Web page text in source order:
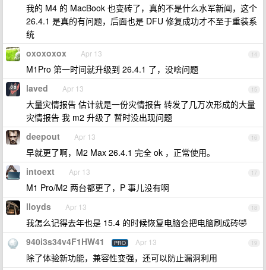
我的 M4 的 MacBook 也变砖了，真的不是什么水军新闻，这个
26.4.1 是真的有问题，后面也是 DFU 修复成功才不至于重装系
统
14
oxoxoxox Apr 13
M1Pro 第一时间就升级到 26.4.1 了，没啥问题
15
laved Apr 13
大量灾情报告 估计就是一份灾情报告 转发了几万次形成的大量
灾情报告 我 m2 升级了 暂时没出现问题
16
deepout Apr 13
早就更了啊，M2 Max 26.4.1 完全 ok ，正常使用。
17
intoext Apr 13
M1 Pro/M2 两台都更了，P 事儿没有啊
18
lloyds Apr 13
我怎么记得去年也是 15.4 的时候恢复电脑会把电脑刷成砖🤣
19
940i3s34v4F1HW41 PRO Apr 13
除了体验新功能，兼容性变强，还可以防止漏洞利用